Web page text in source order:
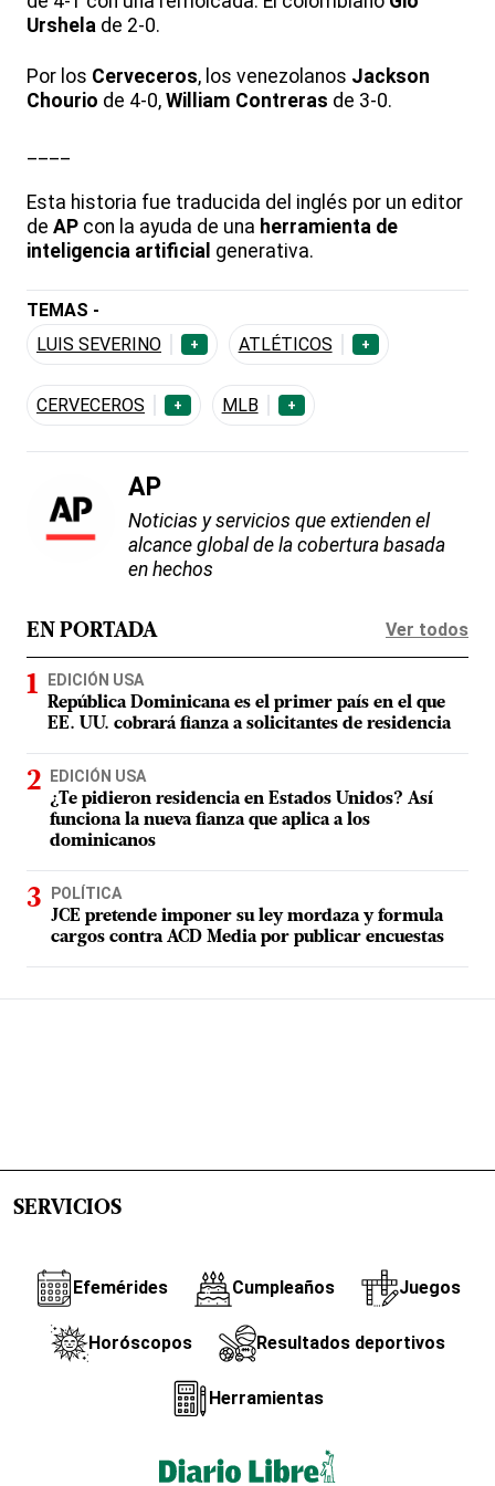
Urshela de 2-0.
Por los Cerveceros, los venezolanos Jackson
Chourio de 4-0, William Contreras de 3-0.
____
Esta historia fue traducida del inglés por un editor
de AP con la ayuda de una herramienta de
inteligencia artificial generativa.
TEMAS -
LUIS SEVERINO
+ ATLÉTICOS +
CERVECEROS + MLB +
AP
Noticias y servicios que extienden el
alcance global de la cobertura basada
en hechos
EN PORTADA Ver todos
EDICIÓN USA
República Dominicana es el primer país en el que
EE. UU. cobrará fianza a solicitantes de residencia
EDICIÓN USA
¿Te pidieron residencia en Estados Unidos? Así
funciona la nueva fianza que aplica a los
dominicanos
POLÍTICA
JCE pretende imponer su ley mordaza y formula
cargos contra ACD Media por publicar encuestas
SERVICIOS
Efemérides Cumpleaños Juegos
Horóscopos Resultados deportivos
Herramientas